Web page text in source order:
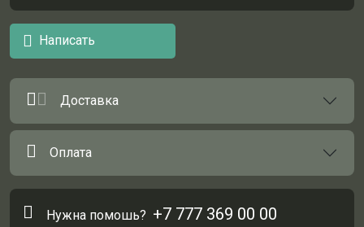
Написать
Доставка
Оплата
Нужна помошь? +7 777 369 00 00